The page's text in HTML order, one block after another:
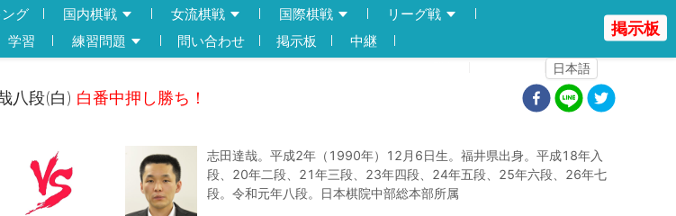
グ 国内棋戦 女流棋戦 国際棋戦
リーグ戦
学習 練習問題 問い合わせ 掲示板
中継
日本語
掲示板
八段(白) 白番中押し勝ち！
志田達哉。平成2年（1990年）12月6日生。福井県出身。平成18年入
段、20年二段、21年三段、23年四段、24年五段、25年六段、26年七
段。令和元年八段。日本棋院中部総本部所属